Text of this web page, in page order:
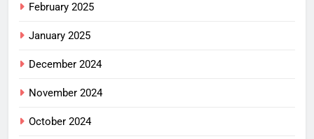
February 2025
January 2025
December 2024
November 2024
October 2024